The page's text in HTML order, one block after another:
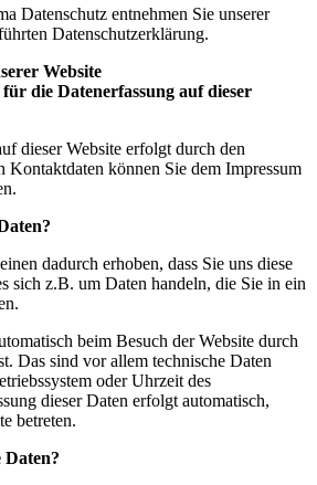
Datenschutz entnehmen Sie unserer
Datenschutzerklärung.
Website
die Datenerfassung auf dieser
dieser Website erfolgt durch den
Kontaktdaten können Sie dem Impressum
dadurch erhoben, dass Sie uns diese
sich z.B. um Daten handeln, die Sie in ein
beim Besuch der Website durch
Das sind vor allem technische Daten
oder Uhrzeit des
dieser Daten erfolgt automatisch,
betreten.